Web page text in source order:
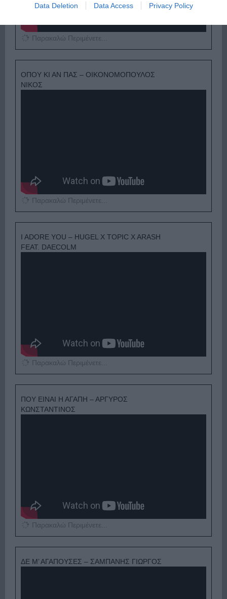
Data Deletion Data Access Privacy Policy
Παρακαλώ Περιμένετε...
ΟΠΟΥ ΚΙ ΑΝ ΠΑΣ – ΟΙΚΟΝΟΜΟΠΟΥΛΟΣ
ΝΙΚΟΣ
Παρακαλώ Περιμένετε...
I ADORE YOU – HUGEL X TOPIC X ARASH
FEAT. DAECOLM
Παρακαλώ Περιμένετε...
ΠΟΥ ΕΙΝΑΙ Η ΑΓΑΠΗ – ΑΡΓΥΡΟΣ
ΚΩΝΣΤΑΝΤΙΝΟΣ
Παρακαλώ Περιμένετε...
ΔΕ Μ’ ΑΓΑΠΟΥΣΕΣ – ΣΑΜΠΑΝΗΣ ΓΙΩΡΓΟΣ